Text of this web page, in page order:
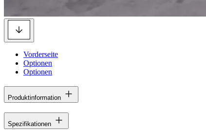
Vorderseite
Optionen
Optionen
Produktinformation
Spezifikationen